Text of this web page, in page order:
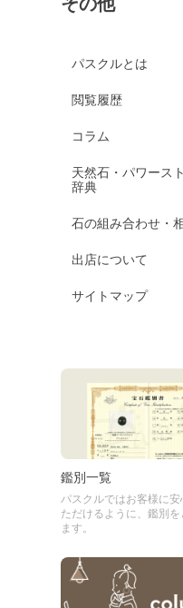
パスクルとは
閲覧履歴
コラム
天然石・パワース
辞典
石の組み合わせ・
出店について
サイトマップ
鑑別一覧
パスクルではお客様に安
ただけるように、鑑別を
ます。